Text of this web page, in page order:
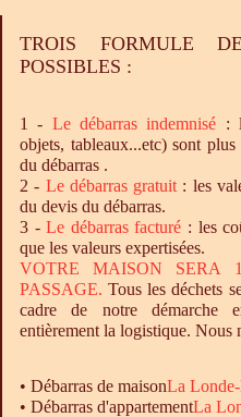
TROIS FORMULE
POSSIBLES :
1 - Ledébarras indemnisé :
objets, tableaux...etc) sont
du débarras .
2 - Le débarrasgratuit : les
du devis du débarras.
3 -Le débarrasfacturé : les
que les valeurs expertisées.
VOTRE MAISON SERA
PASSAGE. Tous les déchets
cadre de notre démarche
entièrement la logistique. Nous
• Débarras de maisonLa
• Débarras d'appartementLa